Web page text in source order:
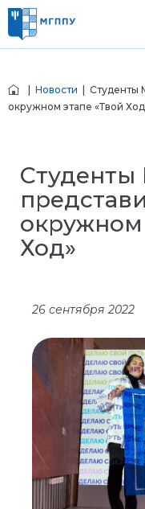
Новости | Студенты
окружном этапе «Твой
окружном
Ход»
26 сентября 2022